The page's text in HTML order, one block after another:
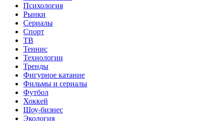
Психология
Рынки
Сериалы
Спорт
ТВ
Теннис
Технологии
Тренды
Фигурное катание
Фильмы и сериалы
Футбол
Хоккей
Шоу-бизнес
Экология